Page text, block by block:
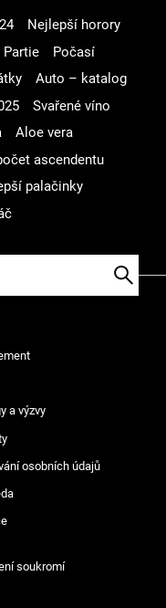
Nejlepší horory
Partie
Počasí
Auto – katalog
Svařené víno
Aloe vera
ascendentu
palačinky
a výzvy
osobních údajů
soukromí